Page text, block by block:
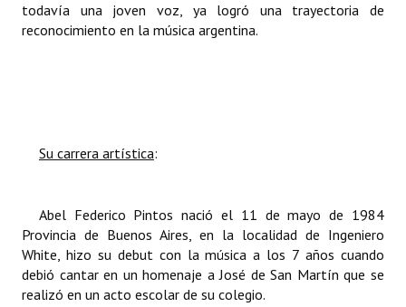
Antiguos Pobladores - Registro
todavía una joven voz, ya logró una trayectoria de
reconocimiento en la música argentina.
Su carrera artística:
Abel Federico Pintos nació el 11 de mayo de 1984
Provincia de Buenos Aires, en la localidad de Ingeniero
White, hizo su debut con la música a los 7 años cuando
debió cantar en un homenaje a José de San Martín que se
realizó en un acto escolar de su colegio.